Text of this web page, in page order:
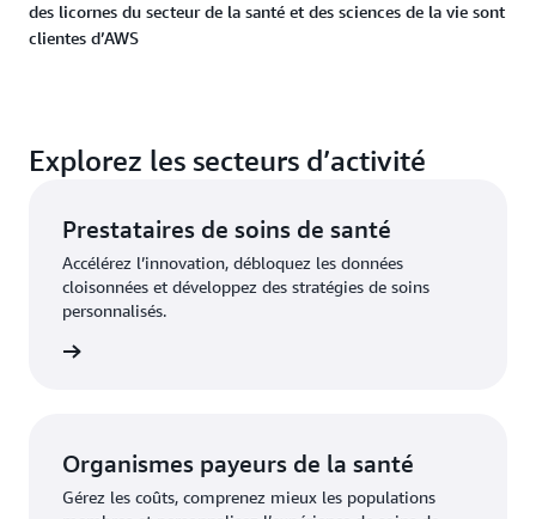
des licornes du secteur de la santé et des sciences de la vie sont
clientes d’AWS
Explorez les secteurs d’activité
Prestataires de soins de santé
Accélérez l’innovation, débloquez les données
cloisonnées et développez des stratégies de soins
personnalisés.
Organismes payeurs de la santé
Gérez les coûts, comprenez mieux les populations